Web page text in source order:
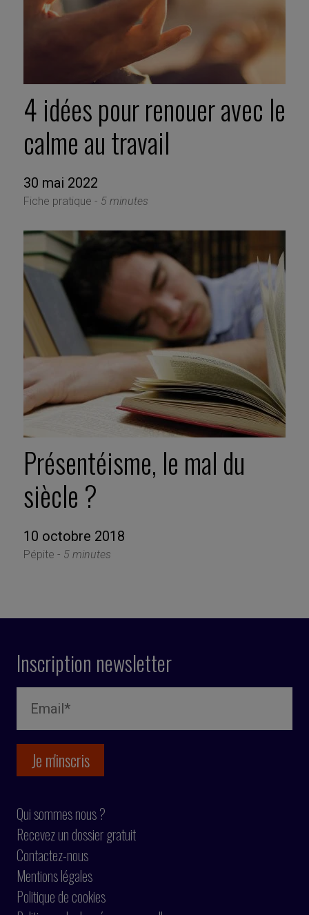
4 idées pour renouer avec le
calme au travail
30 mai 2022
Fiche pratique - 5 minutes
Présentéisme, le mal du
siècle ?
10 octobre 2018
Pépite - 5 minutes
Inscription newsletter
Qui sommes nous ?
Recevez un dossier gratuit
Contactez-nous
Mentions légales
Politique de cookies